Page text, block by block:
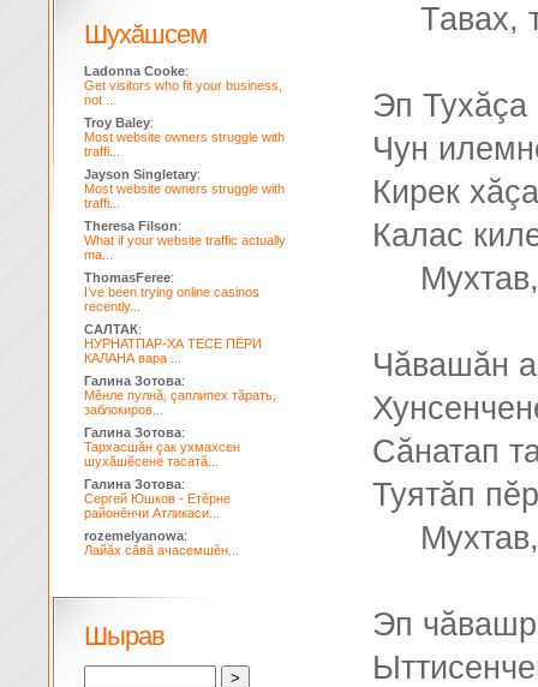
Тавах,
Эп Тухăçа
Чун
Кирек
Калас
Чăвашăн
Сăнатап
Туятăп
Эп
Шухăшсем
Ladonna Cooke:
Get visitors who fit your business,
not ...
Troy Baley:
Most website owners struggle with
traffi...
Jayson Singletary:
Most website owners struggle with
traffi...
Theresa Filson:
What if your website traffic actually
ma...
ThomasFeree:
I've been trying online casinos
recently...
САЛТАК:
НУРНАТПАР-ХА ТЕСЕ ПЁРИ
КАЛАНА вара ...
Галина Зотова:
Мĕнле пулнă, çаплипех тăрать,
заблокиров...
Галина Зотова:
Тархасшăн çак ухмахсен
шухăшĕсене тасатă...
Галина Зотова:
Сергей Юшков - Етĕрне
районĕнчи Атликаси...
rozemelyanowa:
Лайăх сăвă ачасемшĕн...
Шырав